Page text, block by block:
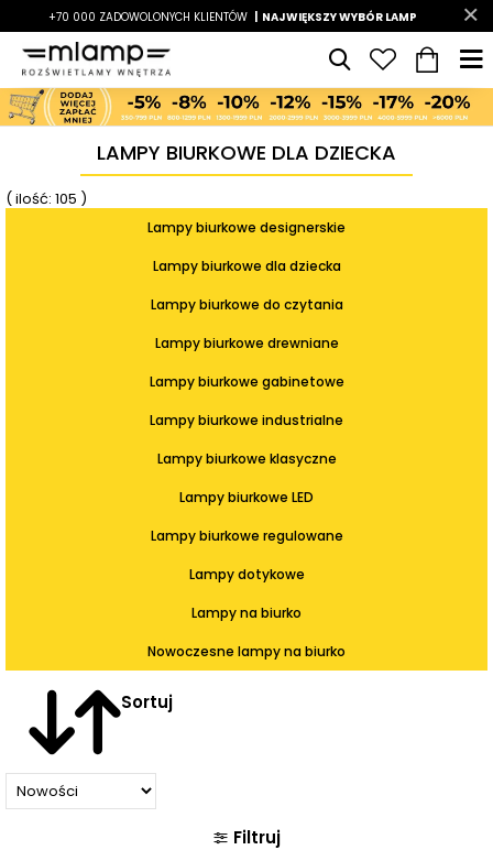
-7% LATO7
+70 000 ZADOWOLONYCH KLIENTÓW | NAJWIĘKSZY WYBÓR LAMP
| |
LAMPY BIURKOWE DLA DZIECKA
( ilość: 105 )
Lampy biurkowe designerskie
Lampy biurkowe dla dziecka
Lampy biurkowe do czytania
Lampy biurkowe drewniane
Lampy biurkowe gabinetowe
Lampy biurkowe industrialne
Lampy biurkowe klasyczne
Lampy biurkowe LED
Lampy biurkowe regulowane
Lampy dotykowe
Lampy na biurko
Nowoczesne lampy na biurko
Sortuj
Filtruj